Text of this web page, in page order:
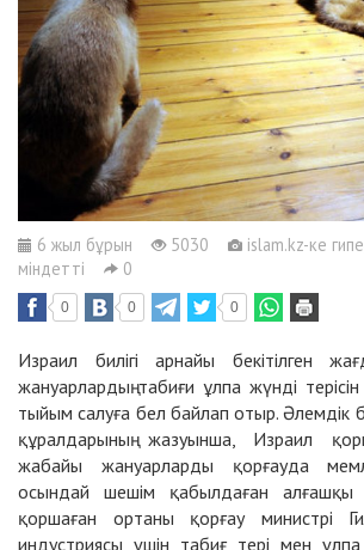
6 жыл бұрын 5030
islam.kz-ке
міндетті
0
0 0 0
Израил билігі арнайы бекітілген
жануарлардың табиғи ұлпа жүнді
тыйым салуға бел байлап отыр. Әлемдік
құралдарының жазуынша, Израил
жабайы жануарларды қорғауда
осындай шешім қабылдаған алғашқы
қоршаған ортаны қорғау министрі
индустриясы үшін табиғ тері мен